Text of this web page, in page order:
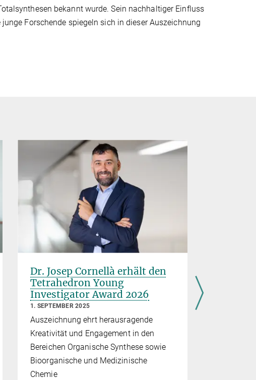
bekannt wurde. Sein nachhaltiger Einfluss
Forschende spiegeln sich in dieser Auszeichnung
Dr. Josep Cornellà erhält den
Tetrahedron Young
Investigator Award 2026
1. SEPTEMBER 2025
Auszeichnung ehrt herausragende
Kreativität und Engagement in den
Bereichen Organische Synthese sowie
Bioorganische und Medizinische
Chemie